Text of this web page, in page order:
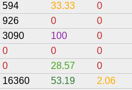
594 33.33 0
926 0 0
3090 100 0
0 0 0
0 28.57 0
16360 53.19 2.06